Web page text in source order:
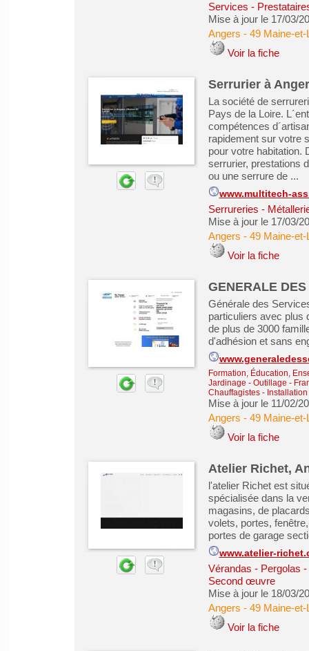
Services -
Mise à jour le 17/03/
Angers - 49 Maine-et-
Voir la fiche
Serrurier à
La société de
Pays de la Loire.
compétences
rapidement sur votre
pour votre habitation.
serrurier, prestations
ou une serrure de ...
www.multitech-
Serrureries -
Mise à jour le 17/03/
Angers - 49 Maine-et-
Voir la fiche
GENERALE
Générale des
particuliers avec plus
de plus de 3000
d'adhésion et sans
Formation, Éducation,
Jardinage - Outillage -
Chauffagistes -
Mise à jour le 11/02/
Angers - 49 Maine-et-
Voir la fiche
Atelier Richet,
l'atelier Richet est
spécialisée dans la
magasins, de
volets, portes,
portes de garage
www.atelier-
Vérandas - Pergolas
Second œuvre
Mise à jour le 18/03/
Angers - 49 Maine-et-
Voir la fiche